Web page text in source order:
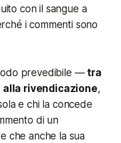
con il sangue a
i commenti sono
prevedibile —tra
alla rivendicazione,
e chi la concede
di un
che anche la sua